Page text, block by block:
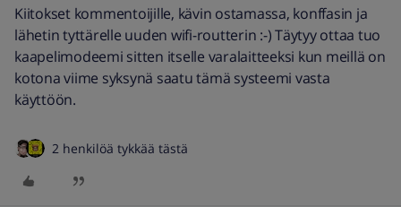
Kiitokset kommentoijille, kävin ostamassa, konffasin ja
lähetin tyttärelle uuden wifi-routterin :-) Täytyy ottaa tuo
kaapelimodeemi sitten itselle varalaitteeksi kun meillä on
kotona viime syksynä saatu tämä systeemi vasta
käyttöön.
2 henkilöä tykkää tästä